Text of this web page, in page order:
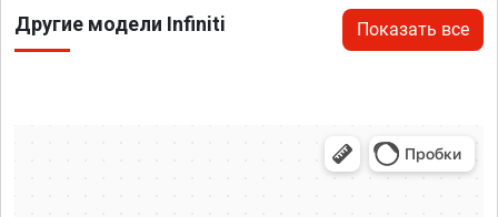
Другие модели Infiniti Показать все